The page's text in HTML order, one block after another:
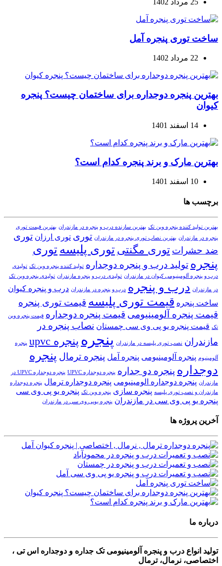
25 مرداد 1402
ساخت توری پنجره آمل
22 مرداد 1402
بهترین پنجره دوجداره برای ساختمان چیست؟ پنجره
کیوان
14 اسفند 1401
بهترین مارک و برند پنجره کدام است؟
10 اسفند 1401
برچسب ها
بهترین تولید کننده پنجره وین تک بهترین سازنده درب و پنجره در مازندران بهترین قیمت توری
پنجره در مازندران بهترین نصاب توری پنجره در مازندران توری توری ارزان توری
ضد حشرات توری مگنتی توری پلیسه توری
پنجره تولید درب و پنجره دوجداره تولید کننده پنجره وین تک تولیدی
درب و پنجره آلومینیومی کیوان در مازندران تولیدی درب و پنجره مازندران تولیدی پنجره وین تک
در مازندران درب و پنجره درب و پنجره در مازندران درب و پنجره کیوان
ساخت پنجره قیمت توری پلیسه قیمت توری پنجره
قیمت پنجره آلومینیومی قیمت پنجره دوجداره قیمت پنجره وین
تک قیمت پنجره یو پی وی سی چمستان نصاب پنجره در
مازندران نصب توری پلیسه در مازندران پنجره پنجره upvc پنجره
آلومینیوم پنجره آلومینیومی پنجره آمل پنجره ترمال پنجره
دوجداره پنجره دو جداره پنجره دوجداره UPVC
پنجره دوجداره UPVC در
مازندران پنجره دوجداره الومینیومی پنجره دوجداره ترمال پنجره دوجداره
مازندران و نصب توری پلیسه پنجره سازی پنجره وین تک پنجره یو پی وی سی
پنجره یو پی وی سی در مازندران پنجره یوپی وی سی در مازندران
آخرین پروژه ها
درباره ما
تولید انواع درب و پنجره آلومینیومی تک جداره و دوجداره اس تی ،
اختصاصی، نرمال، ترمال